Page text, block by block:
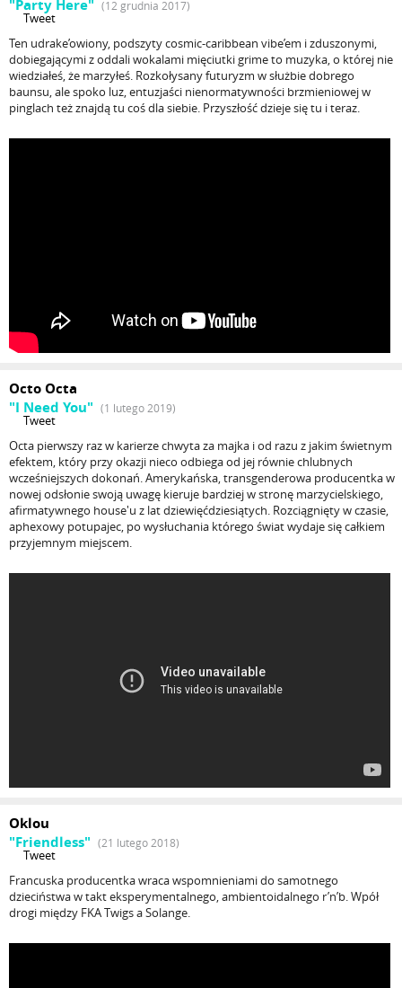
"Party Here" (12 grudnia 2017)
Tweet
Ten udrake’owiony, podszyty cosmic-caribbean vibe’em i zduszonymi,
dobiegającymi z oddali wokalami mięciutki grime to muzyka, o której nie
wiedziałeś, że marzyłeś. Rozkołysany futuryzm w służbie dobrego
baunsu, ale spoko luz, entuzjaści nienormatywności brzmieniowej w
pinglach też znajdą tu coś dla siebie. Przyszłość dzieje się tu i teraz.
Octo Octa
"I Need You" (1 lutego 2019)
Tweet
Octa pierwszy raz w karierze chwyta za majka i od razu z jakim świetnym
efektem, który przy okazji nieco odbiega od jej równie chlubnych
wcześniejszych dokonań. Amerykańska, transgenderowa producentka w
nowej odsłonie swoją uwagę kieruje bardziej w stronę marzycielskiego,
afirmatywnego house'u z lat dziewięćdziesiątych. Rozciągnięty w czasie,
aphexowy potupajec, po wysłuchania którego świat wydaje się całkiem
przyjemnym miejscem.
Oklou
"Friendless" (21 lutego 2018)
Tweet
Francuska producentka wraca wspomnieniami do samotnego
dzieciństwa w takt eksperymentalnego, ambientoidalnego r’n’b. Wpół
drogi między FKA Twigs a Solange.